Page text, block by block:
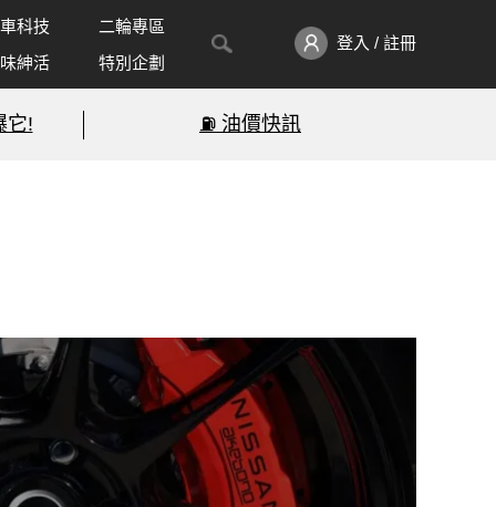
科技
二輪專區
紳活
特別企劃
登入 / 註冊
它! ⛽️ 油價快訊